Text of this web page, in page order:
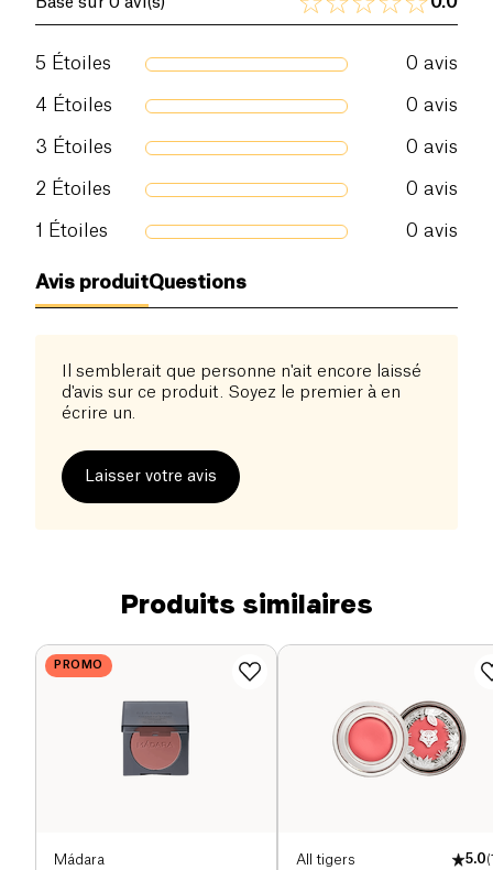
5 Étoiles 0 avis
4 Étoiles 0 avis
3 Étoiles 0 avis
2 Étoiles 0 avis
1 Étoiles 0 avis
Avis produitQuestions
Il semblerait que personne n'ait encore laissé
d'avis sur ce produit. Soyez le premier à en
écrire un.
Laisser votre avis
Produits similaires
PROMO
Mádara All tigers 5.0(